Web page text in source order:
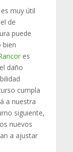
muy útil
de
puede
bien
es
daño
cumpla
a nuestra
siguiente,
nuevos
a ajustar